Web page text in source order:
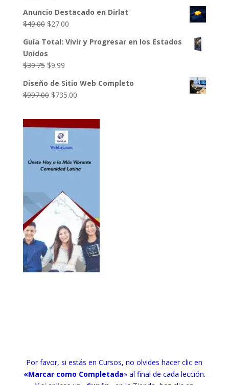
original
era:
$37.00.
actual
es:
$0.00.
Anuncio Destacado en Dirlat
$49.00 El
original
era:
$49.00.
$27.00El
actual
Guía Total: Vivir y Progresar en los Estados
Unidos
$39.75 El
original
era:
$9.99El
actual
es:
Diseño de Sitio Web Completo
$997.00 El
original
era:
$997.00.
$735.00El
actual
es:
Por favor, si estás en Cursos, no olvides hacer clic en
«Marcar como Completada» al final de cada lección.